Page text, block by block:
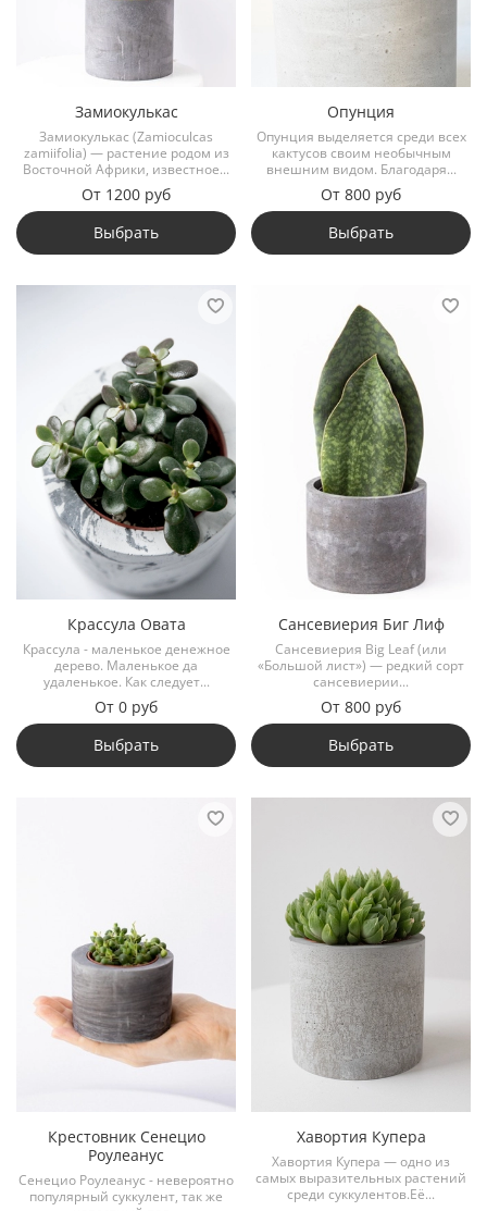
Замиокулькас
Замиокулькас (Zamioculcas
zamiifolia) — растение родом из
Восточной Африки, известное...
От 1200 руб
Выбрать
Опунция
Опунция выделяется среди всех
кактусов своим необычным
внешним видом. Благодаря...
От 800 руб
Выбрать
Крассула Овата
Крассула - маленькое денежное
дерево. Маленькое да
удаленькое. Как следует...
От 0 руб
Выбрать
Сансевиерия Биг Лиф
Сансевиерия Big Leaf (или
«Большой лист») — редкий сорт
сансевиерии...
От 800 руб
Выбрать
Крестовник Сенецио
Роулеанус
Сенецио Роулеанус - невероятно
популярный суккулент, так же
Хавортия Купера
Хавортия Купера — одно из
самых выразительных растений
среди суккулентов.Её...